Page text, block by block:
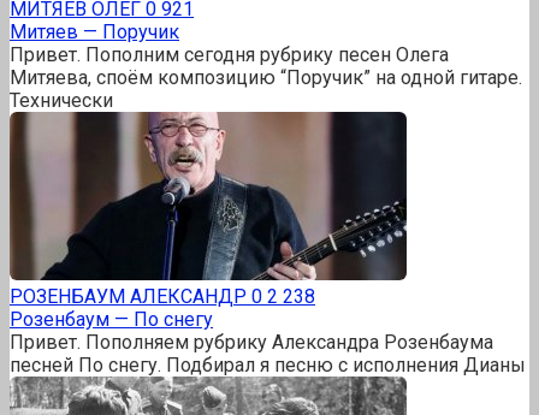
МИТЯЕВ ОЛЕГ 0 921
Митяев — Поручик
Привет. Пополним сегодня рубрику песен Олега
Митяева, споём композицию “Поручик” на одной гитаре.
Технически
РОЗЕНБАУМ АЛЕКСАНДР 0 2 238
Розенбаум — По снегу
Привет. Пополняем рубрику Александра Розенбаума
песней По снегу. Подбирал я песню с исполнения Дианы